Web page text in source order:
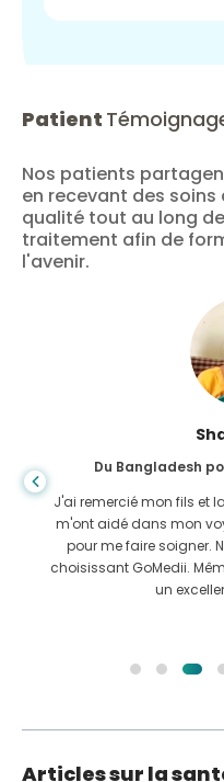
Patient
Nos patients
en recevant des
qualité tout au long
traitement afin de
l'avenir.
Du Bangladesh
J'ai remercié mon fils et
m'ont aidé dans mon
pour me faire soigner.
choisissant GoMedii.
un
Articles sur la